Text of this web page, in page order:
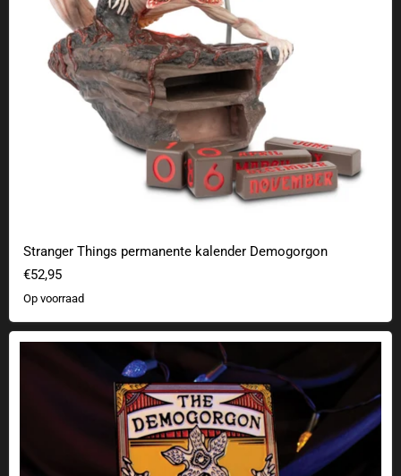
Stranger Things permanente kalender Demogorgon
€52,95
Op voorraad
Stranger Things XL metalen staven om te verzamelen - Demogorgon